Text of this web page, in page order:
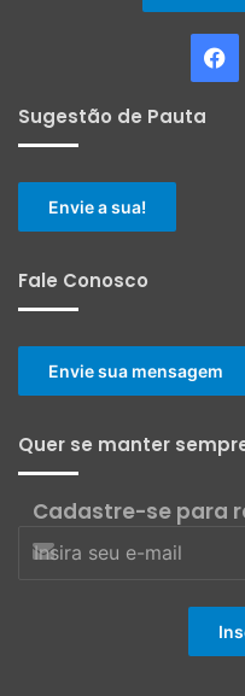
Sugestão de Pauta
Envie a sua!
Fale Conosco
Envie sua mensagem
Quer se manter
Cadastre-se para